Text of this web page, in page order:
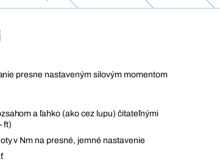
presne nastaveným silovým momentom
a ľahko (ako cez lupu) čitateľnými
ft)
v Nm na presné, jemné nastavenie